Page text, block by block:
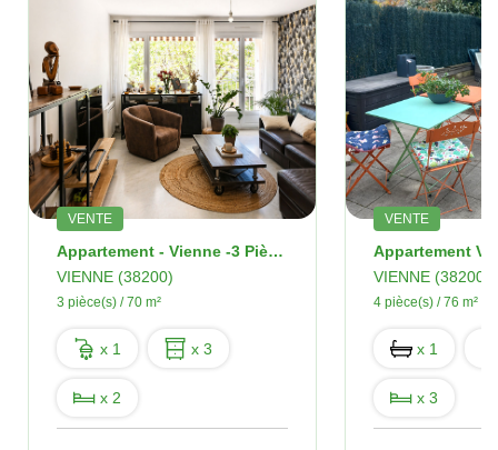
VENTE
Appartement - Vienne -3 Pièces - 70 M2
VIENNE (38200)
3 pièce(s) / 70 m²
x 1 x 3
x 2
VENTE
VIENNE (38200)
4 pièce(s) / 76 m²
x 1
x 3